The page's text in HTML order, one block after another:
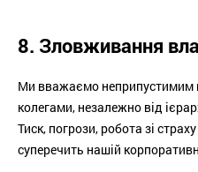
8. Зловживання
Ми вважаємо неприпустимим
колегами, незалежно від
Тиск, погрози, робота зі
суперечить нашій